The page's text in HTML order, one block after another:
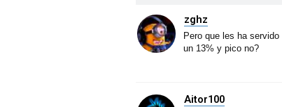
zghz
Pero que les ha
un 13% y pico no?
Aitor100